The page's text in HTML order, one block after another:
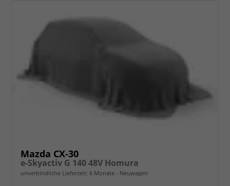
Mazda CX-30
e-Skyactiv G 140 48V Homura
unverbindliche Lieferzeit: 6 Monate Neuwagen